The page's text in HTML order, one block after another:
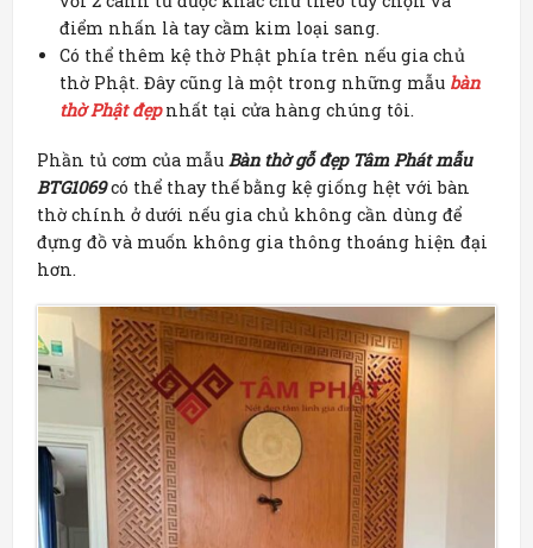
điểm nhấn là tay cầm kim loại sang.
Có thể thêm kệ thờ Phật phía trên nếu gia chủ
thờ Phật. Đây cũng là một trong những mẫu bàn
thờ Phật đẹpnhất tại cửa hàng chúng tôi.
Phần tủ cơm của mẫu Bàn thờ gỗ đẹp Tâm Phát mẫu
BTG1069có thể thay thế bằng kệ giống hệt với bàn
thờ chính ở dưới nếu gia chủ không cần dùng để
đựng đồ và muốn không gia thông thoáng hiện đại
hơn.